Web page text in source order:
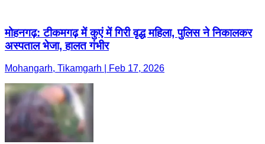
मोहनगढ़: टीकमगढ़ में कुएं में गिरी वृद्ध महिला, पुलिस ने निकालकर
अस्पताल भेजा, हालत गंभीर
Mohangarh, Tikamgarh | Feb 17, 2026